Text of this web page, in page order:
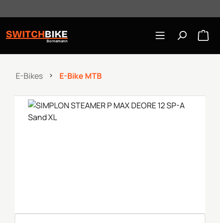
SWITCHBIKE
Bornemann
E-Bikes E-Bike MTB
Bildergalerie überspringen